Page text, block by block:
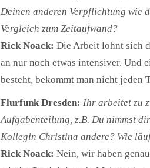
Deinen anderen Verpflichtung wie
Vergleich zum Zeitaufwand?
Rick Noack: Die Arbeit lohnt sich
an nur noch etwas intensiver. Und
besteht, bekommt man nicht jeden
Flurfunk Dresden: Ihr arbeitet zu
Aufgabenteilung, z.B. Du nimmst
Kollegin Christina andere? Wie
Rick Noack: Nein, wir haben